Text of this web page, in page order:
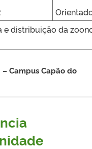
e distribuição da
Campus Capão do